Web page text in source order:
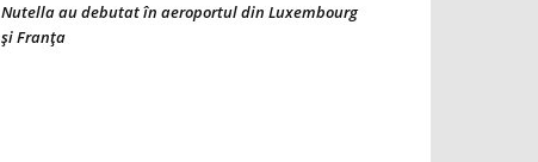
Nutella au debutat în aeroportul din Luxembourg
şi Franţa